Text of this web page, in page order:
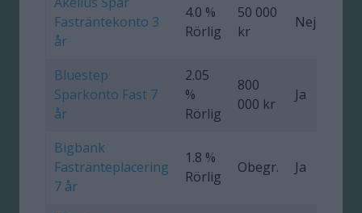
Fasträntekonto 3
år
4.0 %
Rörlig
50 000
kr
Nej
Bluestep
Sparkonto Fast 7
år
2.05
%
Rörlig
800
000 kr
Ja
Bigbank
Fastränteplacering
7 år
1.8 %
Rörlig
Obegr. Ja